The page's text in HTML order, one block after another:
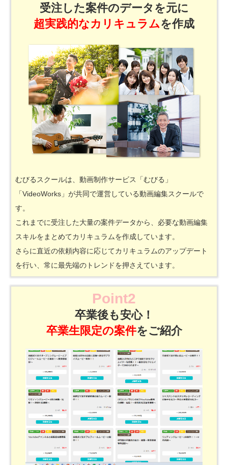
受注した案件のデータを元に
超実践的なカリキュラムを作成
むびるスクールは、動画制作サービス「むびる」
「VideoWorks」が共同で運営している動画編集スクールで
す。
これまでに受注した大量の案件データから、必要な動画編集
スキルをまとめてカリキュラムを作成しています。
さらに直近の依頼内容に応じてカリキュラムのアップデート
を行い、常に最先端のトレンドを押さえています。
Point2
卒業後も安心！
卒業生限定の案件をご紹介